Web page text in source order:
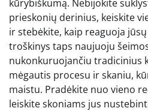
kūrybiškumą. Nebijokite
prieskonių derinius, keiskite
ir stebėkite, kaip reaguoja
troškinys taps naujuoju
nukonkuruojančiu tradicinius
mėgautis procesu ir skaniu,
maistu. Pradėkite nuo vieno
leiskite skoniams jus